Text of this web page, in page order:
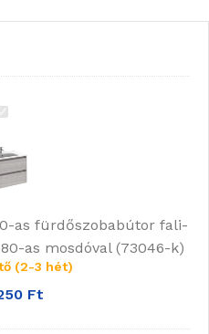
sandy
as fürdőszobabútor fali-
as mosdóval (73046-k)
(2-3 hét)
Ft